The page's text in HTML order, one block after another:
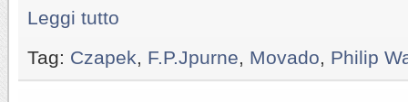
Leggi tutto
Tag: Czapek F.P.Jpurne Movado Philip